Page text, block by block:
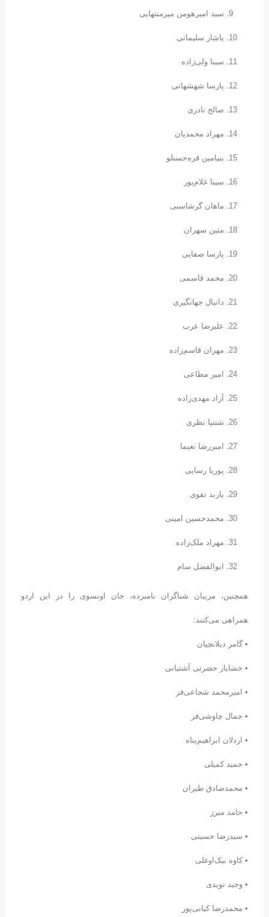
سید امیرهومن میرمنتهایی
یاشار سلیمانی
سینا ولی‌زاده
پارسا شهشهانی
صالح نادری
مهراد محمدیان
بنیامین قره‌حسنلو
سینا غلام‌پور
ماهان گرشاسبی
متین سهران
پارسا صفایی
محمد قاسمی
دانیال جهانگیری
علیرضا عرب
مهران قاسم‌زاده
امیر مطاعی
آراد مهدی‌زاده
شنتیا نظری
امیررضا نعیما
پوریا رسایی
باربد تقوی
محمدحسین امینی
مهراد ملک‌زاده
ابوالفضل سام
همچنین، مربیان شناگران نامبرده، جان اونسوی را در این اردو
همراهی می‌کنند:
• گامر دیلانچیان
• خشایار حضرتی آشتیانی
• امیرمحمد شجاعی‌فر
• جمال چاوشی‌فر
• اردلان ابراهیم‌پناه
• حمید کمیلی
• محمدصادق طیران
• حامد مبرز
• سیدرضا حسینی
• کاوه بیک‌اوغلی
• وحید نویدی
• محمدرضا کیانی‌پور